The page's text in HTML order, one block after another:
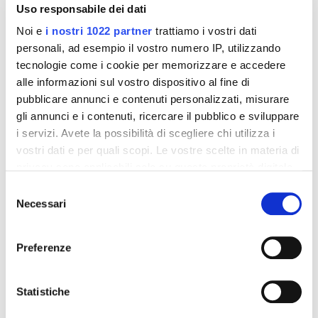
Uso responsabile dei dati
Noi e i nostri 1022 partner trattiamo i vostri dati
personali, ad esempio il vostro numero IP, utilizzando
tecnologie come i cookie per memorizzare e accedere
alle informazioni sul vostro dispositivo al fine di
pubblicare annunci e contenuti personalizzati, misurare
gli annunci e i contenuti, ricercare il pubblico e sviluppare
i servizi. Avete la possibilità di scegliere chi utilizza i
vostri dati e per quali scopi. Le vostre scelte in materia di
modificare o revocare il proprio consenso in qualsiasi
momento dalla Dichiarazione sui cookie o facendo clic
raccogliere informazioni sulla tua posizione
geografica, con un'approssimazione di qualche
delNecessari
Preferenze
Statistiche
Integratori per dimagrire
Amin 21 K al cacao - 21
bustine
32,00 € 55,18 €
Integratori per dimagrire
Amin 21 K neutro
32,00 € 55,18 €
-42%